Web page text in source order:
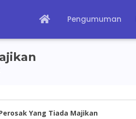
Pengumuman
Yang Tiada Majikan